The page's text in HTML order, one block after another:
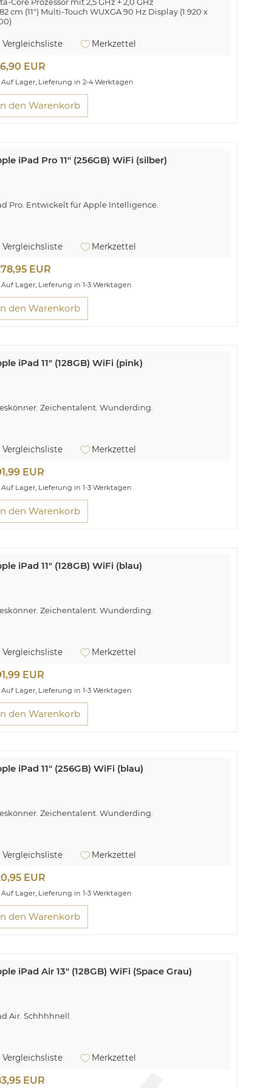
cm (11") Multi-Touch WUXGA 90 Hz Display (1.920 x
Digitalkamera, 5 MP Webcam
Fi 5 (802.11ac), Bluetooth® 5.3, GPS, 5G
SIM kompatibel
16.0 Betriebssystem
Vergleichsliste Merkzettel
EUR
Auf Lager, Lieferung in 2-4 Werktagen
den Warenkorb
iPad Pro 11" (256GB) WiFi (silber)
Pro. Entwickelt für Apple Intelligence.
Vergleichsliste Merkzettel
EUR
Auf Lager, Lieferung in 1-3 Werktagen
den Warenkorb
iPad 11" (128GB) WiFi (pink)
Zeichentalent. Wunderding.
Vergleichsliste Merkzettel
EUR
Auf Lager, Lieferung in 1-3 Werktagen
den Warenkorb
iPad 11" (128GB) WiFi (blau)
Zeichentalent. Wunderding.
Vergleichsliste Merkzettel
EUR
Auf Lager, Lieferung in 1-3 Werktagen
den Warenkorb
iPad 11" (256GB) WiFi (blau)
Zeichentalent. Wunderding.
Vergleichsliste Merkzettel
EUR
Auf Lager, Lieferung in 1-3 Werktagen
den Warenkorb
iPad Air 13" (128GB) WiFi (Space Grau)
Air. Schhhhnell.
Vergleichsliste Merkzettel
EUR